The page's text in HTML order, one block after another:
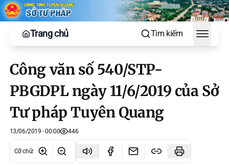
Trang chủ Tìm kiếm
Toggle
Công văn số 540/STP-
PBGDPL ngày 11/6/2019 của Sở
Tư pháp Tuyên Quang
13/06/2019 - 00:00 446
Cỡ chữ: